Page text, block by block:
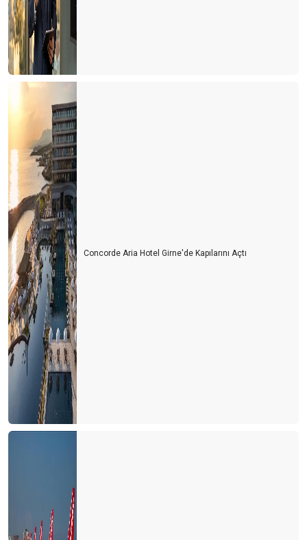
ANTALYA’DA YILIN SÜRPRİZİ POLONYA, KAZANANI SİDE ,
GÖZDESİ GURBETÇİLER OLDU
AVRUPA PAZARI UMUTLU, BDT TEPKİLİ, ARAP PAZARI
TEMKİNLİ…
DÜNYANIN EN PAHALI TURİZM ÜLKESİ
SEZONU BÖYLE UZATIYORUZ
TEŞEKKÜRLER
UÇAKLAR DOLU , OTELLER BOŞ MU?
HAVLU SAVAŞLARINDAN HAVLU HAREKETİNE
LİKYA YOLU ‘SOS’ VERİYOR
TURİZM DOĞAYA MUHTAÇ
BİR ZAMANLAR ‘PAS’ VARDI
RUS TURİST RUBLE’NİN ALTINDA KALDI
GÜNLÜK TURİST GELİŞİ 100 BİNE DAYANDI
KARPUZ
Bayramda Antalya’ya gelecek olanlara çağrım: Müze kartınızla
gelin
TÜRKİYE RESMİ OLARAK DÜNYA 4. CÜSÜ
Concorde Aria Hotel Girne'de Kapılarını Açtı